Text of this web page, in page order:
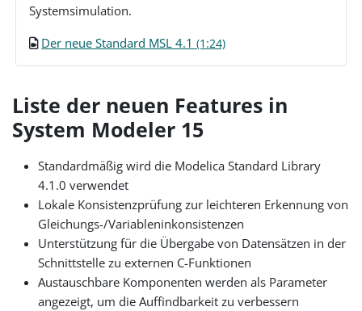
Systemsimulation.
Der neue Standard MSL 4.1(1:24)
Liste der neuen Features in
System Modeler 15
Standardmäßig wird die Modelica Standard Library
4.1.0 verwendet
Lokale Konsistenzprüfung zur leichteren Erkennung von
Gleichungs-/Variableninkonsistenzen
Unterstützung für die Übergabe von Datensätzen in der
Schnittstelle zu externen C-Funktionen
Austauschbare Komponenten werden als Parameter
angezeigt, um die Auffindbarkeit zu verbessern